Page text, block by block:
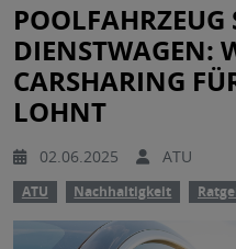
POOLFAHRZEUG
DIENSTWAGEN:
CARSHARING
LOHNT
02.06.2025 ATU
ATU Nachhaltigkeit